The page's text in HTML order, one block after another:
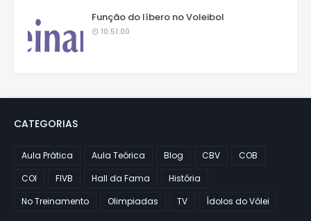
Função do líbero no Voleibol
10:51:00
CATEGORIAS
Aula Prática Aula Teórica Blog CBV
COB
COI
FIVB Hall da Fama
História
No Treinamento
Olimpiadas TV Ídolos do Vôlei